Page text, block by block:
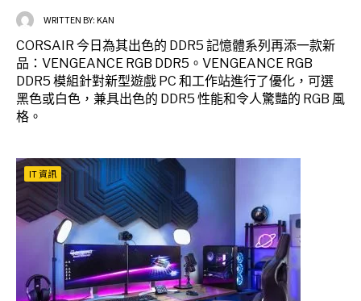
WRITTEN BY:KAN
CORSAIR 今日為其出色的 DDR5 記憶體系列再添一款新
品：VENGEANCE RGB DDR5。VENGEANCE RGB
DDR5 模組針對新型遊戲 PC 和工作站進行了優化，可選
黑色或白色，兼具出色的 DDR5 性能和令人驚豔的 RGB 風
格。
IT 資訊